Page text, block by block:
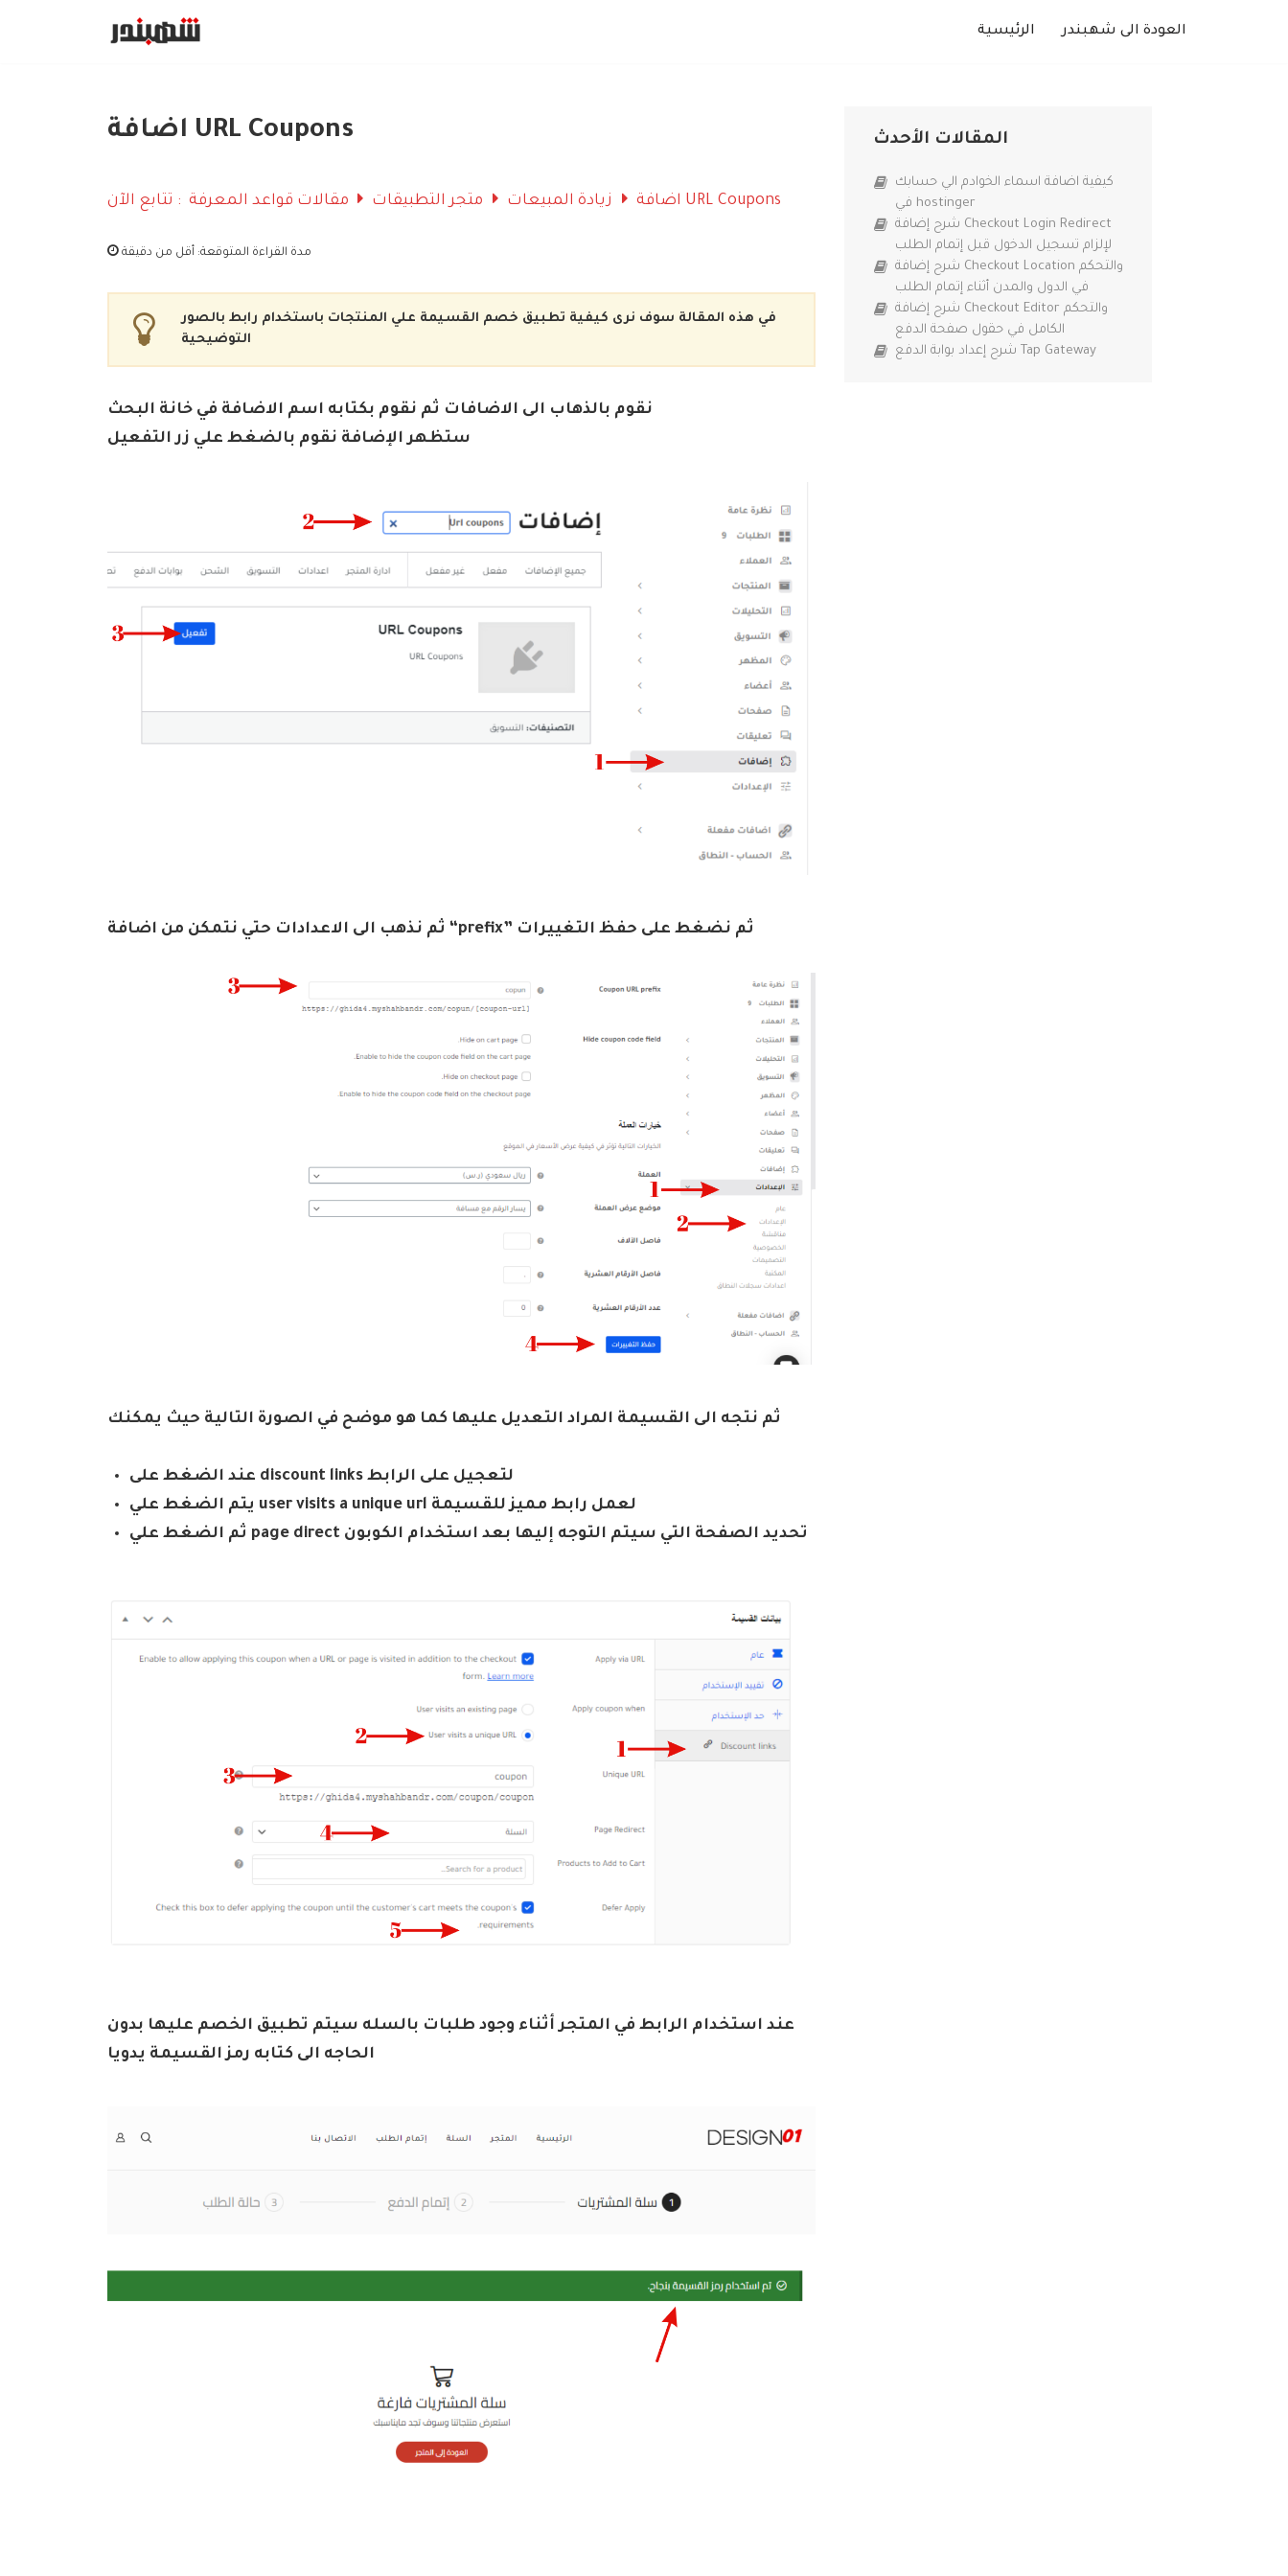
الرئيسية العودة الى شهبندر
اضافة URL Coupons
تتابع الآن : اضافة URL Coupons
مدة القراءة المتوقعة: أقل من دقيقة
في هذه المقالة سوف نرى كيفية تطبيق خصم القسيمة علي المنتجات باستخدام رابط بالصور
التوضيحية
نقوم بالذهاب الى الاضافات ثم نقوم بكتابه اسم الاضافة في خانة البحث
ستظهر الإضافة نقوم بالضغط علي زر التفعيل
ثم نذهب الى الاعدادات حتي نتمكن من اضافة “prefix” ثم نضغط على حفظ التغييرات
ثم نتجه الى القسيمة المراد التعديل عليها كما هو موضح في الصورة التالية حيث يمكنك
عند الضغط على discount links لتعجيل على الرابط
يتم الضغط علي user visits a unique url لعمل رابط مميز للقسيمة
ثم الضغط علي page direct تحديد الصفحة التي سيتم التوجه إليها بعد استخدام الكوبون
عند استخدام الرابط في المتجر أثناء وجود طلبات بالسله سيتم تطبيق الخصم عليها بدون
الحاجه الى كتابه رمز القسيمة يدويا
المقالات الأحدث
كيفية اضافة اسماء الخوادم الي حسابك
في hostinger
شرح إضافة Checkout Login Redirect
لإلزام تسجيل الدخول قبل إتمام الطلب
شرح إضافة Checkout Location والتحكم
في الدول والمدن أثناء إتمام الطلب
شرح إضافة Checkout Editor والتحكم
الكامل في حقول صفحة الدفع
شرح إعداد بوابة الدفع Tap Gateway